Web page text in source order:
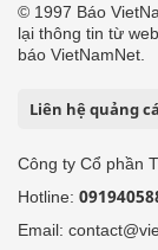
© 1997 Báo
lại thông tin từ
báo VietNamNet.
Liên hệ quảng
Công ty Cổ phần
Hotline:
Email: